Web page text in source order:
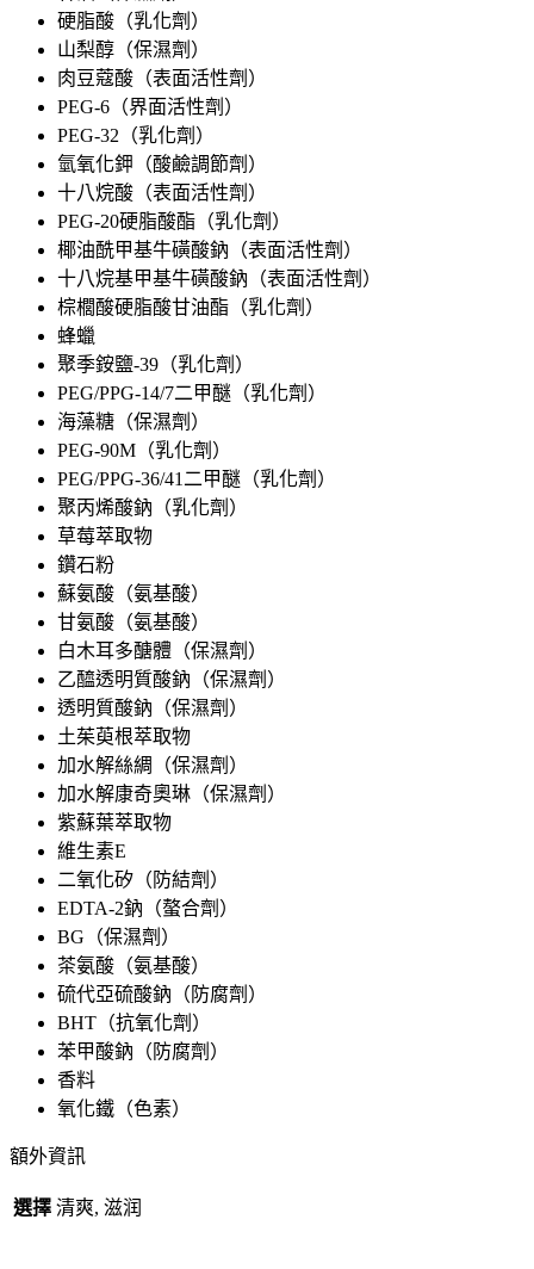
硬脂酸（乳化劑）
山梨醇（保濕劑）
肉豆蔻酸（表面活性劑）
PEG-6（界面活性劑）
PEG-32（乳化劑）
氫氧化鉀（酸鹼調節劑）
十八烷酸（表面活性劑）
PEG-20硬脂酸酯（乳化劑）
椰油酰甲基牛磺酸鈉（表面活性劑）
十八烷基甲基牛磺酸鈉（表面活性劑）
棕櫚酸硬脂酸甘油酯（乳化劑）
蜂蠟
聚季銨鹽-39（乳化劑）
PEG/PPG-14/7二甲醚（乳化劑）
海藻糖（保濕劑）
PEG-90M（乳化劑）
PEG/PPG-36/41二甲醚（乳化劑）
聚丙烯酸鈉（乳化劑）
草莓萃取物
鑽石粉
蘇氨酸（氨基酸）
甘氨酸（氨基酸）
白木耳多醣體（保濕劑）
乙醯透明質酸鈉（保濕劑）
透明質酸鈉（保濕劑）
土茱萸根萃取物
加水解絲綢（保濕劑）
加水解康奇奧琳（保濕劑）
紫蘇葉萃取物
維生素E
二氧化矽（防結劑）
EDTA-2鈉（螯合劑）
BG（保濕劑）
茶氨酸（氨基酸）
硫代亞硫酸鈉（防腐劑）
BHT（抗氧化劑）
苯甲酸鈉（防腐劑）
香料
氧化鐵（色素）
額外資訊
選擇 清爽, 滋润